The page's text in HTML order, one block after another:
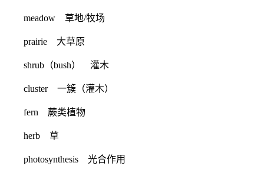
meadow 草地/牧场
prairie 大草原
shrub（bush） 灌木
cluster 一簇（灌木）
fern 蕨类植物
herb 草
photosynthesis 光合作用